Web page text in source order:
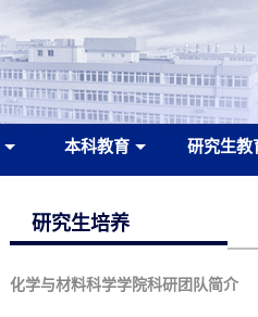
本科教育 研究生教
研究生培养
化学与材料科学学院科研团队简介